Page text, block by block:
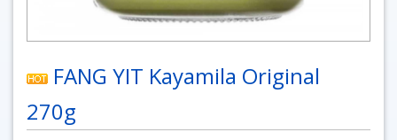
FANG YIT Kayamila Original
270g